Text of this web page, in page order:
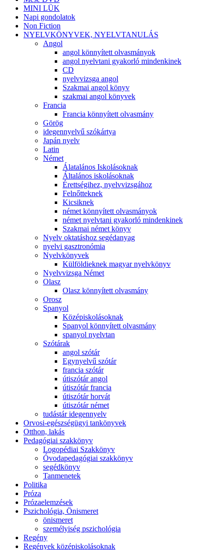
MINI LÜK
Napi gondolatok
Non Fiction
NYELVKÖNYVEK, NYELVTANULÁS
Angol
angol könnyített olvasmányok
angol nyelvtani gyakorló mindenkinek
CD
nyelvvizsga angol
Szakmai angol könyv
szakmai angol könyvek
Francia
Francia könnyített olvasmány
Görög
idegennyelvű szókártya
Japán nyelv
Latin
Német
Álatalános Iskolásoknak
Általános iskolásoknak
Érettségihez, nyelvvizsgához
Felnőtteknek
Kicsiknek
német könnyített olvasmányok
német nyelvtani gyakorló mindenkinek
Szakmai német könyv
Nyelv oktatáshoz segédanyag
nyelvi gasztronómia
Nyelvkönyvek
Külföldieknek magyar nyelvkönyv
Nyelvvizsga Német
Olasz
Olasz könnyített olvasmány
Orosz
Spanyol
Középiskolásoknak
Spanyol könnyített olvasmány
spanyol nyelvtan
Szótárak
angol szótár
Egynyelvű szótár
francia szótár
útiszótár angol
útiszótár francia
útiszótár horvát
útiszótár német
tudástár idegennyelv
Orvosi-egészségügyi tankönyvek
Otthon, lakás
Pedagógiai szakkönyv
Logopédiai Szakkönyv
Óvodapedagógiai szakkönyv
segédkönyv
Tanmenetek
Politika
Próza
Prózaelemzések
Pszichológia, Önismeret
önismeret
személyiség pszichológia
Regény
Regények középiskolásoknak